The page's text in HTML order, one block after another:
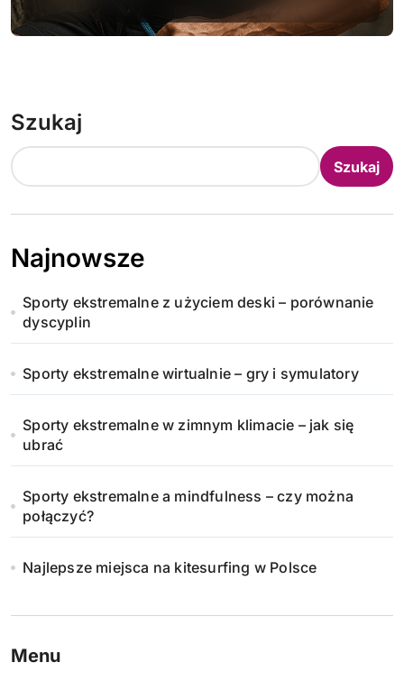
Szukaj
Szukaj
Najnowsze
Sporty ekstremalne z użyciem deski – porównanie
dyscyplin
Sporty ekstremalne wirtualnie – gry i symulatory
Sporty ekstremalne w zimnym klimacie – jak się
ubrać
Sporty ekstremalne a mindfulness – czy można
połączyć?
Najlepsze miejsca na kitesurfing w Polsce
Menu